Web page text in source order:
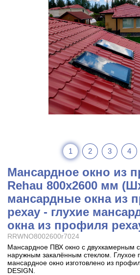
1 2 3 4
Мансардное окно из
Rehau 800x2600 мм
мансардные окна из
рехау - глухие
окна из профиля
RRWNO8002600r7024
Мансардное ПВХ окно с двухкамерным
наружным закалённым стеклом. Глухое
мансардное окно изготовлено из
DESIGN.